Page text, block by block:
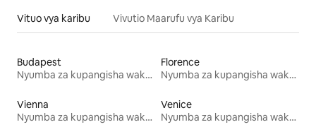
Vituo vya karibu Vivutio Maarufu vya Karibu
Budapest
Nyumba za kupangisha wakati wa likizo
Florence
Nyumba za kupangisha wakati wa likizo
Vienna
Nyumba za kupangisha wakati wa likizo
Venice
Nyumba za kupangisha wakati wa likizo